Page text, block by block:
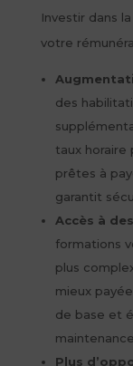
Investir dans
votre
des
taux horaire
prêtes à
garantit
Accès à
formations
plus
mieux
de base et
Plus